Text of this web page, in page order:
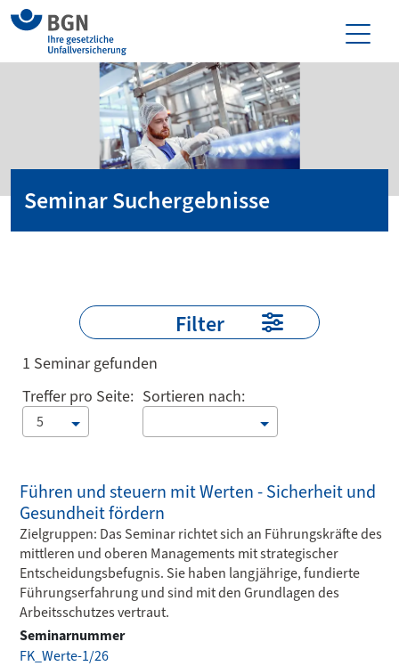
Seminar Suchergebnisse
Filter
1 Seminar gefunden
Treffer pro Seite:
5
Sortieren nach:
Führen und steuern mit Werten - Sicherheit und
Gesundheit fördern
Zielgruppen: Das Seminar richtet sich an Führungskräfte des
mittleren und oberen Managements mit strategischer
Entscheidungsbefugnis. Sie haben langjährige, fundierte
Führungserfahrung und sind mit den Grundlagen des
Arbeitsschutzes vertraut.
Seminarnummer
FK_Werte-1/26